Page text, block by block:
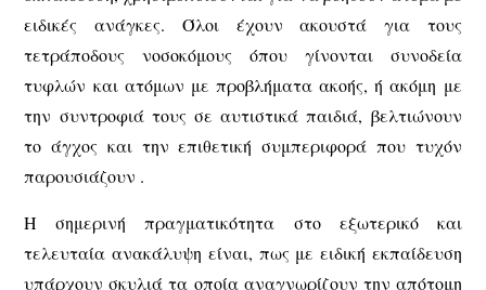
ειδικές ανάγκες. Όλοι έχουν ακουστά για τους
τετράποδους νοσοκόμους όπου γίνονται συνοδεία
τυφλών και ατόμων με προβλήματα ακοής, ή ακόμη με
την συντροφιά τους σε αυτιστικά παιδιά, βελτιώνουν
το άγχος και την επιθετική συμπεριφορά που τυχόν
παρουσιάζουν .
Η σημερινή πραγματικότητα στο εξωτερικό και
τελευταία ανακάλυψη είναι, πως με ειδική εκπαίδευση
υπάρχουν σκυλιά τα οποία αναγνωρίζουν την απότομη